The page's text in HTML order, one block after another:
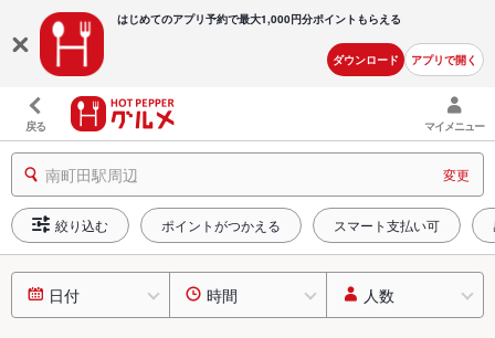
はじめてのアプリ予約で最大1,000円分ポイントもらえる
ダウンロード アプリで開く
戻る マイメニュー
南町田駅周辺 変更
絞り込む ポイントがつかえる スマート支払い可
日付 時間 人数